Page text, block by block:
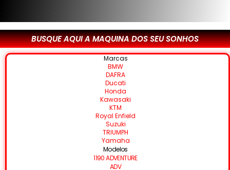
BUSQUE AQUI A MAQUINA DOS SEU SONHOS
BMW
DAFRA
Ducati
Honda
Kawasaki
KTM
Royal Enfield
Suzuki
TRIUMPH
Yamaha
Marcas
1190 ADVENTURE
ADV
Modelos